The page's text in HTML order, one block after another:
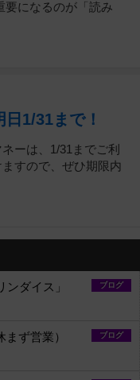
要になるのが「読み
1/31まで！
ーは、1/31までご利
すので、ぜひ期限内
ブログ
ダイス」
ブログ
ず営業）